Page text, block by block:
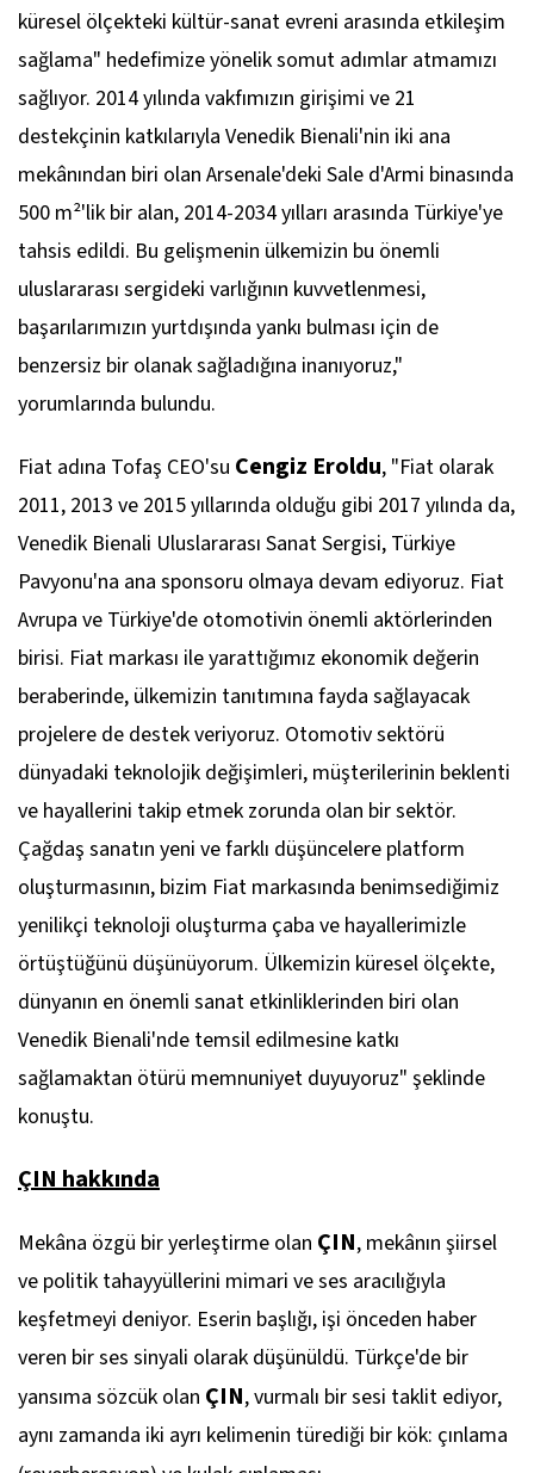
küresel ölçekteki kültür-sanat evreni arasında etkileşim
sağlama" hedefimize yönelik somut adımlar atmamızı
sağlıyor. 2014 yılında vakfımızın girişimi ve 21
destekçinin katkılarıyla Venedik Bienali'nin iki ana
mekânından biri olan Arsenale'deki Sale d'Armi binasında
500 m²'lik bir alan, 2014-2034 yılları arasında Türkiye'ye
tahsis edildi. Bu gelişmenin ülkemizin bu önemli
uluslararası sergideki varlığının kuvvetlenmesi,
başarılarımızın yurtdışında yankı bulması için de
benzersiz bir olanak sağladığına inanıyoruz,"
yorumlarında bulundu.
Fiat adına Tofaş CEO'su Cengiz Eroldu, "Fiat olarak
2011, 2013 ve 2015 yıllarında olduğu gibi 2017 yılında da,
Venedik Bienali Uluslararası Sanat Sergisi, Türkiye
Pavyonu'na ana sponsoru olmaya devam ediyoruz. Fiat
Avrupa ve Türkiye'de otomotivin önemli aktörlerinden
birisi. Fiat markası ile yarattığımız ekonomik değerin
beraberinde, ülkemizin tanıtımına fayda sağlayacak
projelere de destek veriyoruz. Otomotiv sektörü
dünyadaki teknolojik değişimleri, müşterilerinin beklenti
ve hayallerini takip etmek zorunda olan bir sektör.
Çağdaş sanatın yeni ve farklı düşüncelere platform
oluşturmasının, bizim Fiat markasında benimsediğimiz
yenilikçi teknoloji oluşturma çaba ve hayallerimizle
örtüştüğünü düşünüyorum. Ülkemizin küresel ölçekte,
dünyanın en önemli sanat etkinliklerinden biri olan
Venedik Bienali'nde temsil edilmesine katkı
sağlamaktan ötürü memnuniyet duyuyoruz" şeklinde
konuştu.
ÇINhakkında
Mekâna özgü bir yerleştirme olan ÇIN, mekânın şiirsel
ve politik tahayyüllerini mimari ve ses aracılığıyla
keşfetmeyi deniyor. Eserin başlığı, işi önceden haber
veren bir ses sinyali olarak düşünüldü. Türkçe'de bir
yansıma sözcük olan ÇIN, vurmalı bir sesi taklit ediyor,
aynı zamanda iki ayrı kelimenin türediği bir kök: çınlama